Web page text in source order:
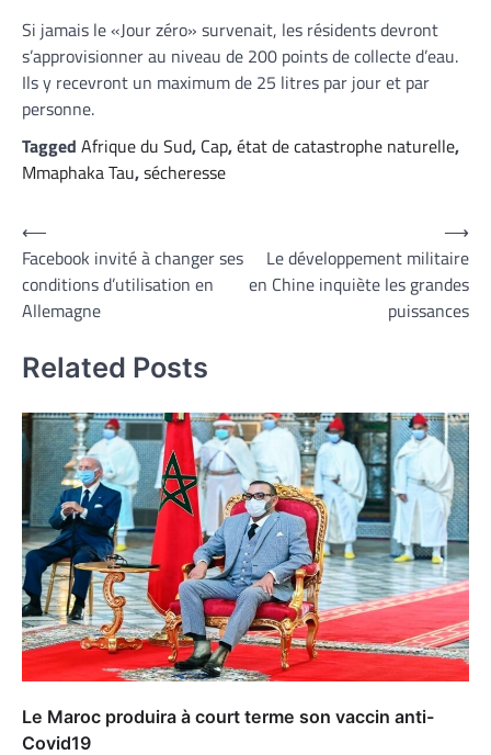
Si jamais le «Jour zéro» survenait, les résidents devront
s’approvisionner au niveau de 200 points de collecte d’eau.
Ils y recevront un maximum de 25 litres par jour et par
personne.
Tagged Afrique du Sud, Cap,état de catastrophe naturelle,
Mmaphaka Tau,sécheresse
Navigation
de
l’article
⟵
Facebook invité à changer ses
conditions d’utilisation en
Allemagne
Le développement militaire
en Chine inquiète les grandes
puissances
⟶
Related Posts
Le Maroc produira à court terme son vaccin anti-
Covid19